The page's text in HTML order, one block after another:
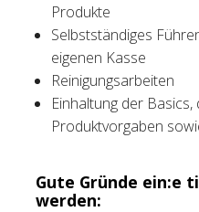
Produkte
Selbstständiges
eigenen Kasse
Reinigungsarbeiten
Einhaltung der
Produktvorgaben
Gute Gründe ein:e
werden: